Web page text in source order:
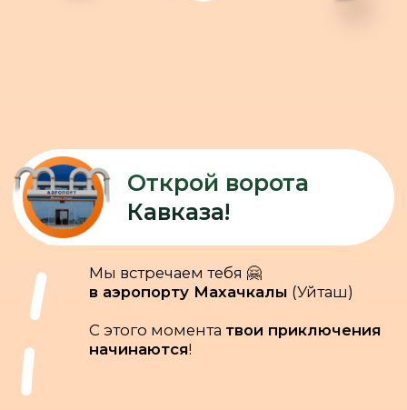
Чиркейскому водохранилищу
Встретим закат на смотровой
площадке огромногоСулакского
каньона
Ужинаем свежайшей рыбойна